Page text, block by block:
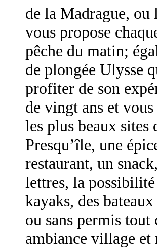
de la Madrague, ou
vous propose
pêche du matin;
de plongée Ulysse
profiter de son
de vingt ans et
les plus beaux sites
Presqu’île, une
restaurant, un
lettres, la
kayaks, des
ou sans permis tout
ambiance village et